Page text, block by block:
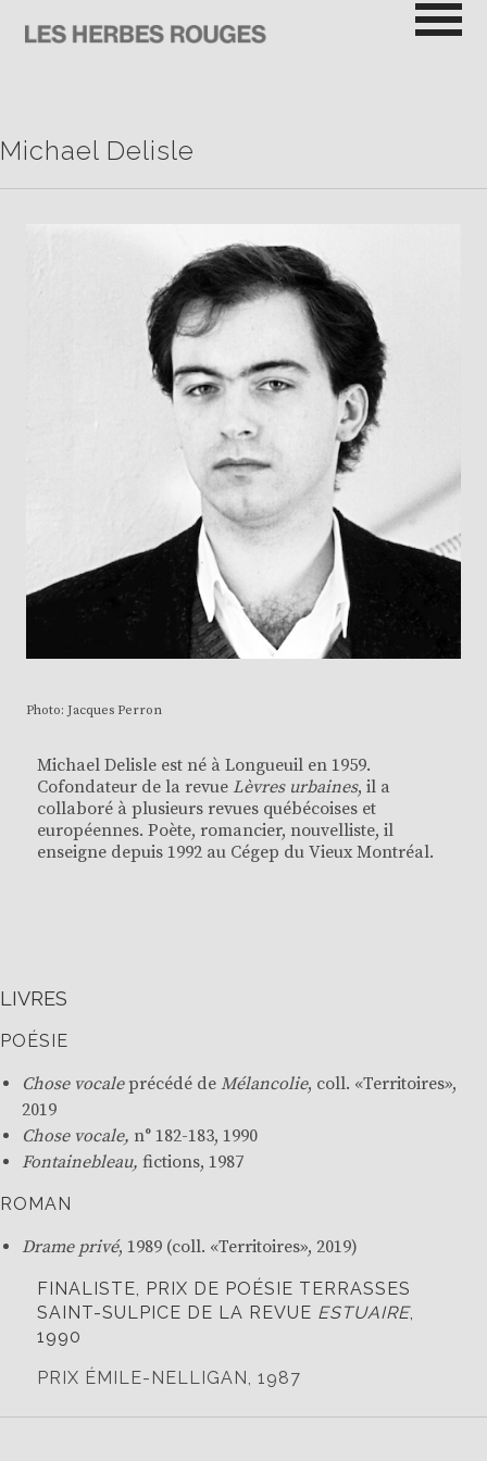
contenu
Michael Delisle
Photo: Jacques Perron
Michael Delisle est né à Longueuil en 1959.
Cofondateur de la revue Lèvres urbaines, il a
collaboré à plusieurs revues québécoises et
européennes. Poète, romancier, nouvelliste, il
enseigne depuis 1992 au Cégep du Vieux Montréal.
LIVRES
POÉSIE
Chose vocaleprécédé de Mélancolie, coll. «Territoires»,
2019
Chose vocale, n° 182-183, 1990
Fontainebleau, fictions, 1987
ROMAN
Drame privé, 1989 (coll. «Territoires», 2019)
FINALISTE, PRIX DE POÉSIE TERRASSES
SAINT-SULPICE DE LA REVUE ESTUAIRE,
1990
PRIX ÉMILE-NELLIGAN, 1987